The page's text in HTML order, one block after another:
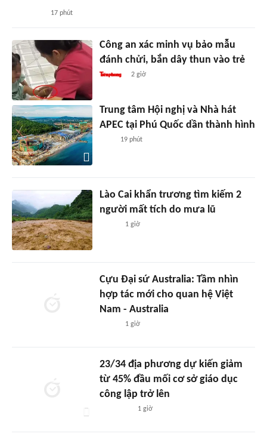
17 phút
Công an xác minh vụ bảo mẫu
đánh chửi, bắn dây thun vào trẻ
2 giờ
Trung tâm Hội nghị và Nhà hát
APEC tại Phú Quốc dần thành hình
19 phút
Lào Cai khẩn trương tìm kiếm 2
người mất tích do mưa lũ
1 giờ
Cựu Đại sứ Australia: Tầm nhìn
hợp tác mới cho quan hệ Việt
Nam - Australia
1 giờ
23/34 địa phương dự kiến giảm
từ 45% đầu mối cơ sở giáo dục
công lập trở lên
1 giờ